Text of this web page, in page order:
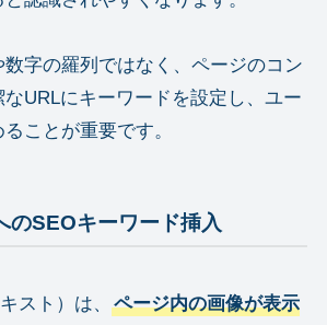
字の羅列ではなく、ページのコン
URLにキーワードを設定し、ユー
ことが重要です。
のSEOキーワード挿入
スト）は、
ページ内の画像が表示